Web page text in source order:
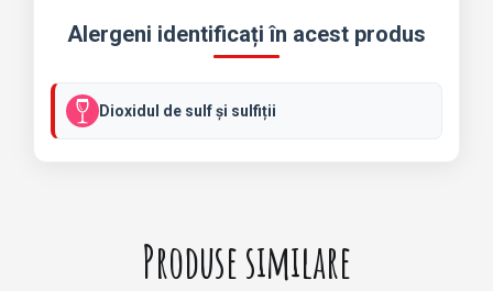
Alergeni identificați în acest produs
Dioxidul de sulf și sulfiții
Produse similare